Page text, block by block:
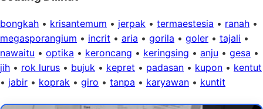
bongkah • krisantemum • jerpak • termaestesia • ranah •
megasporangium • incrit • aria • gorila • goler • tajali •
nawaitu • optika • keroncang • keringsing • anju • gesa •
jih • rok lurus • bujuk • kepret • padasan • kupon • kentut
• jabir • koprak • giro • tanpa • karyawan • kuntit